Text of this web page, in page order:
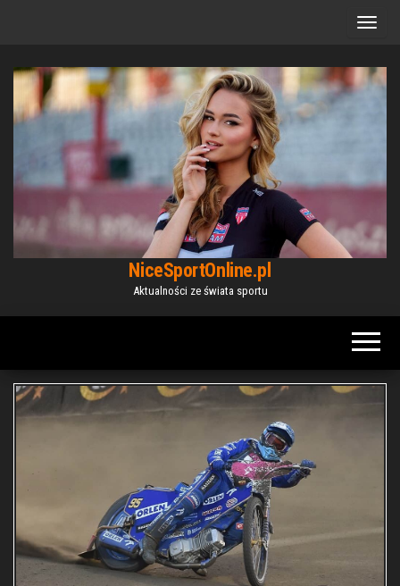
NiceSportOnline.pl
Aktualności ze świata sportu